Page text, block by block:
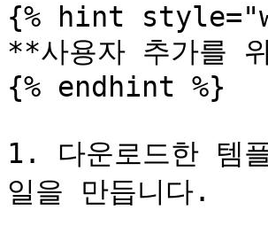
{% hint
**사용자 추가를
{% endhint %}
1. 다운로드한 템
일을 만듭니다.